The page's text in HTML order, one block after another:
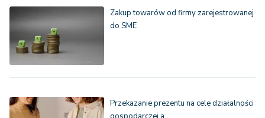
Zakup towarów od firmy zarejestrowanej
do SME
Przekazanie prezentu na cele działalności